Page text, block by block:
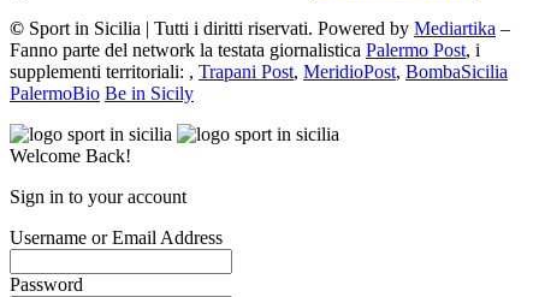
© Sport in Sicilia | Tutti i diritti riservati. Powered by Mediartika –
Fanno parte del network la testata giornalistica Palermo Post, i
supplementi territoriali: , Trapani Post, MeridioPost, BombaSicilia
PalermoBio Be in Sicily
Welcome Back!
Sign in to your account
Username or Email Address
Password